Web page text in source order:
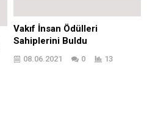
Vakıf İnsan Ödülleri
Sahiplerini Buldu
08.06.2021 0 13